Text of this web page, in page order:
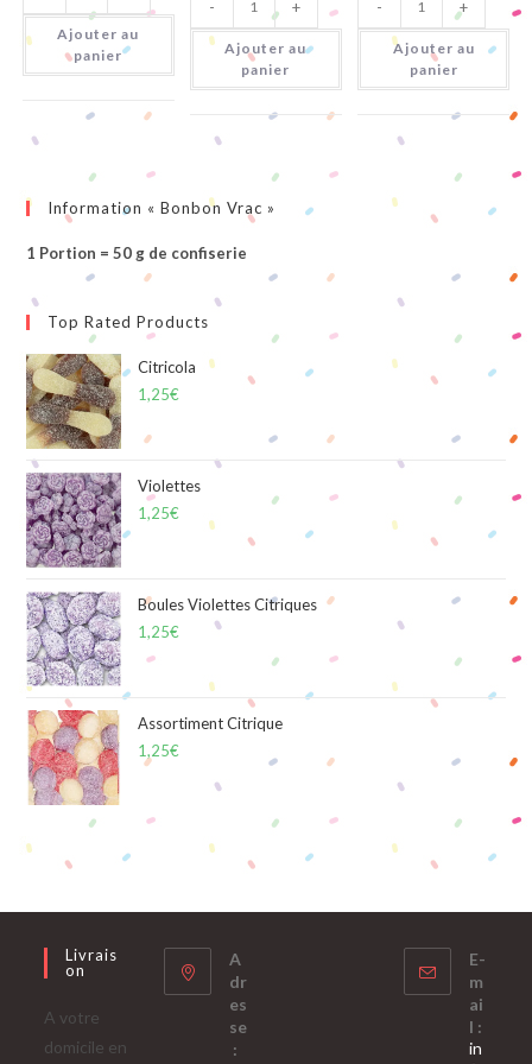
Yo
Yo'S
Ajouter au
panier
de
Rotella
Fruit
- +
Ajouter au
panier
de
Grand
Dragibus
- +
Ajouter au
panier
Information « Bonbon Vrac »
1 Portion = 50 g de confiserie
Top Rated Products
Citricola
1,25€
Violettes
1,25€
Boules Violettes Citriques
1,25€
Assortiment Citrique
1,25€
Livrais
On
A votre
domicile en
A
dr
es
se
:
E-
m
ai
l :
in